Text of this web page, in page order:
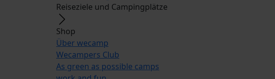
Reiseziele und Campingplätze
Shop
Über wecamp
Wecampers Club
As green as possible camps